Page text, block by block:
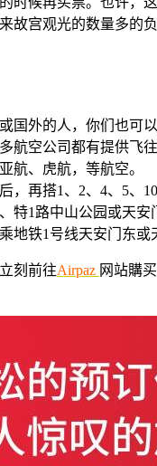
故宫观光的数量多的
国外的人，你们也可
航空公司都有提供飞
航、虎航，等航空。
，再搭1、2、4、5、10
特1路中山公园或天
地铁1号线天安门东或
刻前往Airpaz 网站購